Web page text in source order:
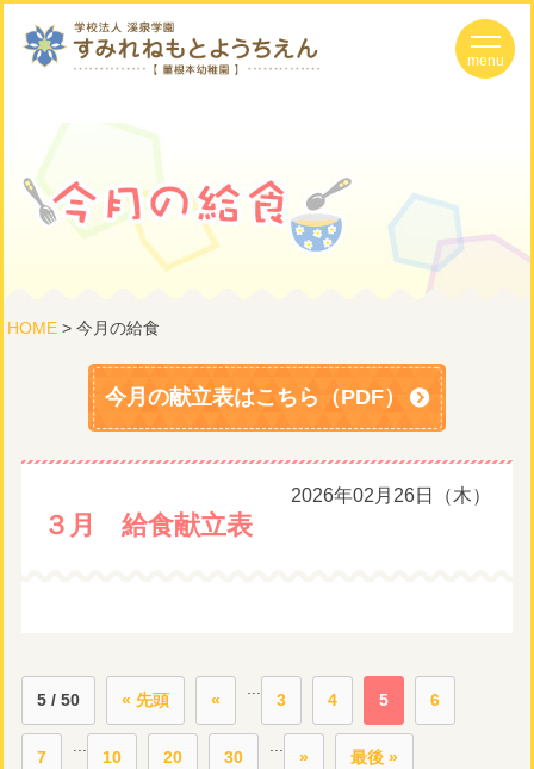
HOME> 今月の給食
今月の献立表はこちら（PDF）
2026年02月26日（木）
３月 給食献立表
5 / 50 « 先頭 « 3 4 5 6
7 10 20 30 » 最後 »